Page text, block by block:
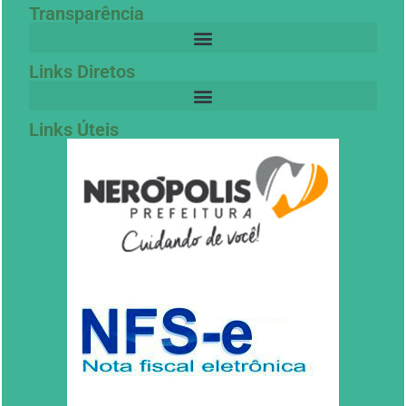
Transparência
Links Diretos
Links Úteis